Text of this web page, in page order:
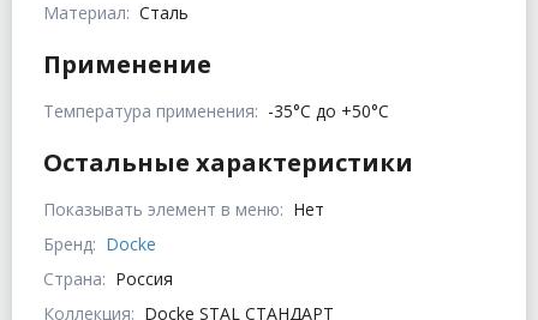
Материал: Сталь
Применение
Температура применения: -35°С до +50°С
Остальные характеристики
Показывать элемент в меню: Нет
Бренд: Docke
Страна: Россия
Коллекция: Docke STAL СТАНДАРТ